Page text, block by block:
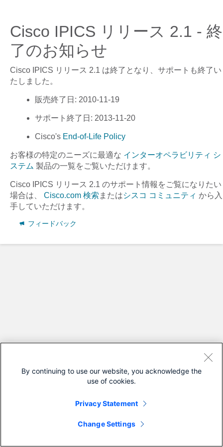
Cisco IPICS リリース 2.1 - 終
了のお知らせ
Cisco IPICS リリース 2.1 は終了となり、サポートも終了い
たしました。
販売終了日 : 2010-11-19
サポート終了日 : 2013-11-20
Cisco's End-of-Life Policy
お客様の特定のニーズに最適な インターオペラビリティ シ
ステム 製品の一覧をご覧いただけます。
Cisco IPICS リリース 2.1 のサポート情報をご覧になりたい
場合は、 Cisco.com 検索 またはシスコ コミュニティ から入
手していただけます。
フィードバック
By continuing to use our website, you acknowledge the
use of cookies.
Privacy Statement
Change Settings